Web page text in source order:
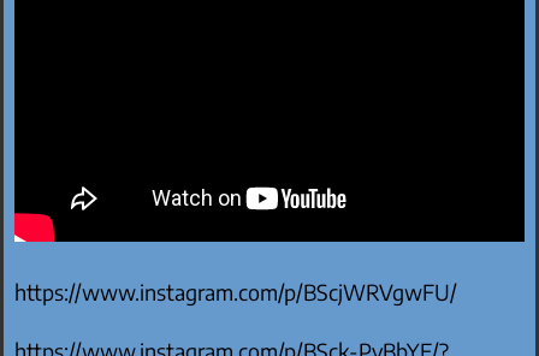
https://www.instagram.com/p/BScjWRVgwFU/